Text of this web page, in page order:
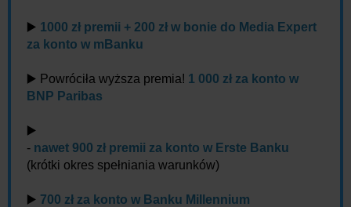
▶️ 1000 zł premii + 200 zł w bonie do Media Expert
za konto w mBanku
▶️ Powróciła wyższa premia! 1 000 zł za konto w
BNP Paribas
▶️
- nawet 900 zł premii za konto w Erste Banku
(krótki okres spełniania warunków)
▶️ 700 zł za konto w Banku Millennium